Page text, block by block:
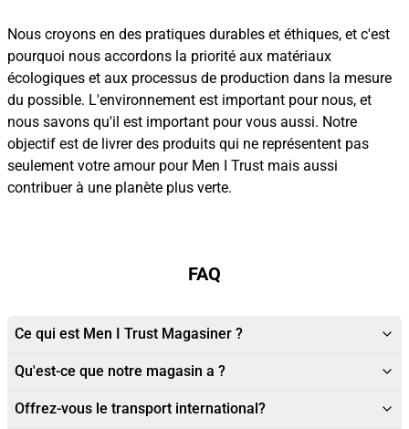
Nous croyons en des pratiques durables et éthiques, et c'est
pourquoi nous accordons la priorité aux matériaux
écologiques et aux processus de production dans la mesure
du possible. L'environnement est important pour nous, et
nous savons qu'il est important pour vous aussi. Notre
objectif est de livrer des produits qui ne représentent pas
seulement votre amour pour Men I Trust mais aussi
contribuer à une planète plus verte.
FAQ
Ce qui est Men I Trust Magasiner ?
Qu'est-ce que notre magasin a ?
Offrez-vous le transport international?